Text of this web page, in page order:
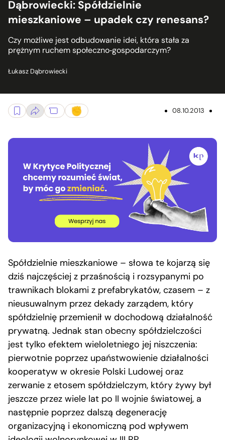
Dąbrowiecki: Spółdzielnie
mieszkaniowe – upadek czy renesans?
Czy możliwe jest odbudowanie idei, która stała za
prężnym ruchem społeczno‑gospodarczym?
Łukasz Dąbrowiecki
08.10.2013
Spółdzielnie mieszkaniowe – słowa te kojarzą się
dziś najczęściej z przaśnością i rozsypanymi po
trawnikach blokami z prefabrykatów, czasem – z
nieusuwalnym przez dekady zarządem, który
spółdzielnię przemienił w dochodową działalność
prywatną. Jednak stan obecny spółdzielczości
jest tylko efektem wieloletniego jej niszczenia:
pierwotnie poprzez upaństwowienie działalności
kooperatyw w okresie Polski Ludowej oraz
zerwanie z etosem spółdzielczym, który żywy był
jeszcze przez wiele lat po II wojnie światowej, a
następnie poprzez dalszą degenerację
organizacyjną i ekonomiczną pod wpływem